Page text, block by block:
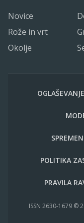
Novice
Rože in vrt
Okolje
OGLAŠEVANJE
POLITIKA
PRAVILA
ISSN 2630-1679 ©